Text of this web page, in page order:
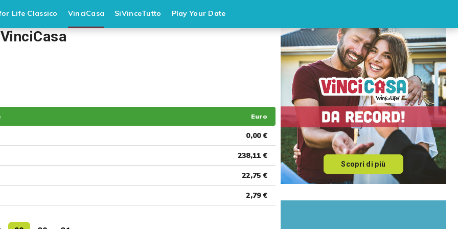
Life Classico VinciCasa SiVinceTutto Play Your Date
Euro
0,00 €
238,11 €
22,75 €
2,79 €
Scopri di più